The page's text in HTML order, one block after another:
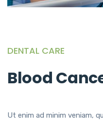
DENTAL CARE
Blood
Ut enim ad minim veniam,